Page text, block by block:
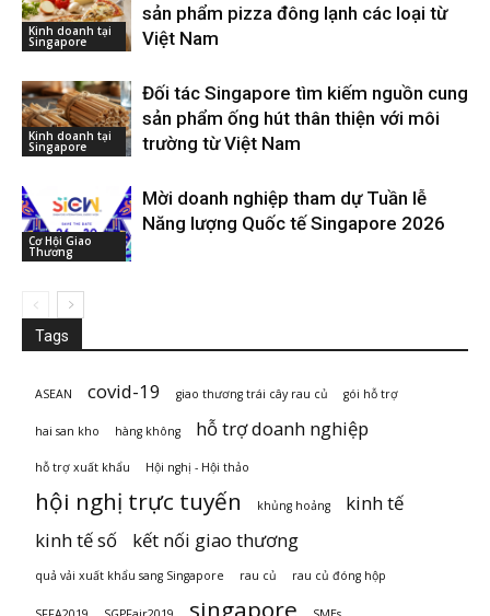
Kinh doanh tại
Singapore
sản phẩm pizza đông lạnh các loại từ
Việt Nam
Kinh doanh tại
Singapore
Đối tác Singapore tìm kiếm nguồn cung
sản phẩm ống hút thân thiện với môi
trường từ Việt Nam
Cơ Hội Giao
Thương
Mời doanh nghiệp tham dự Tuần lễ
Năng lượng Quốc tế Singapore 2026
Tags
ASEAN covid-19 giao thương trái cây rau củ gói hỗ trợ
hai san kho hàng không hỗ trợ doanh nghiệp
hỗ trợ xuất khẩu Hội nghị - Hội thảo
hội nghị trực tuyến khủng hoảng
kinh tế
kinh tế số
kết nối giao thương
quả vải xuất khẩu sang Singapore rau củ rau củ đóng hộp
singapore